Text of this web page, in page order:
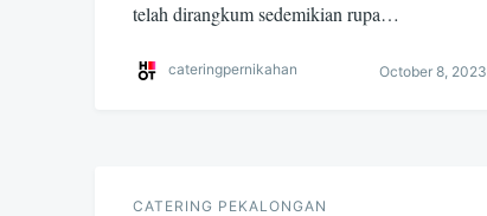
telah dirangkum sedemikian rupa…
cateringpernikahan October 8, 2023
CATERING PEKALONGAN